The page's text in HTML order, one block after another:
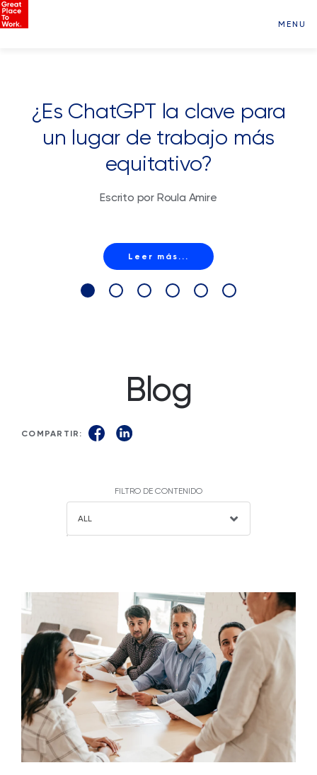
MENU
¿Es ChatGPT la clave para
un lugar de trabajo más
equitativo?
Escrito por Roula Amire
Leer más...
Blog
COMPARTIR:
FILTRO DE CONTENIDO
ALL